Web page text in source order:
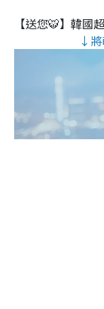
【送您🐯】韓國
↓將